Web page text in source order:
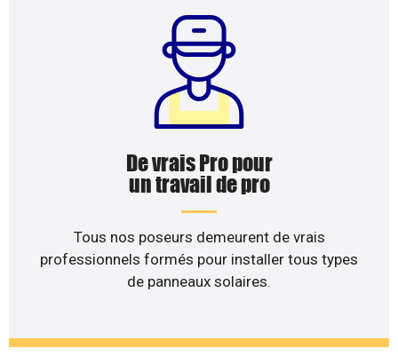
De vrais Pro pour
un travail de pro
Tous nos poseurs demeurent de vrais
professionnels formés pour installer tous types
de panneaux solaires.